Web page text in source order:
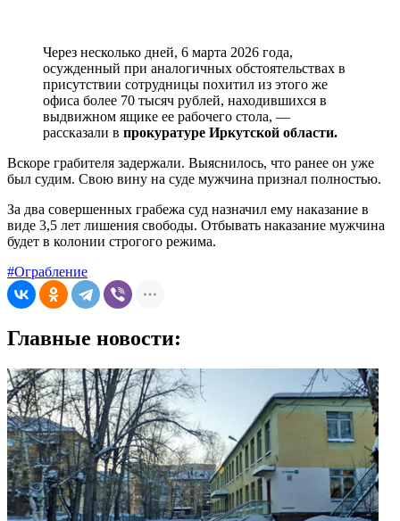
Через несколько дней, 6 марта 2026 года,
осужденный при аналогичных обстоятельствах в
присутствии сотрудницы похитил из этого же
офиса более 70 тысяч рублей, находившихся в
выдвижном ящике ее рабочего стола, —
рассказали в прокуратуре Иркутской области.
Вскоре грабителя задержали. Выяснилось, что ранее он уже
был судим. Свою вину на суде мужчина признал полностью.
За два совершенных грабежа суд назначил ему наказание в
виде 3,5 лет лишения свободы. Отбывать наказание мужчина
будет в колонии строгого режима.
#Ограбление
Главные новости: